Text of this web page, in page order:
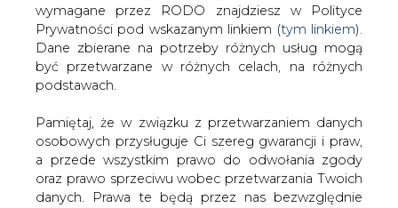
wymagane przez RODO znajdziesz w Polityce
Prywatności pod wskazanym linkiem (tym linkiem).
Dane zbierane na potrzeby różnych usług mogą
być przetwarzane w różnych celach, na różnych
podstawach.
Pamiętaj, że w związku z przetwarzaniem danych
osobowych przysługuje Ci szereg gwarancji i praw,
a przede wszystkim prawo do odwołania zgody
oraz prawo sprzeciwu wobec przetwarzania Twoich
danych. Prawa te będą przez nas bezwzględnie
Wizyta Putina już dziś
We wtorek późnym wieczorem do